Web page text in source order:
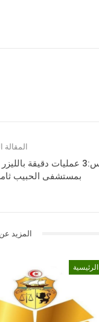
المقالة
لأول مرة في تونس:3 عمليات دقيقة
بمستشفى الحبيب
المزيد
الرئيسية